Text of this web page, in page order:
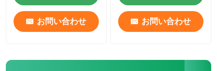
お問い合わせ お問い合わせ